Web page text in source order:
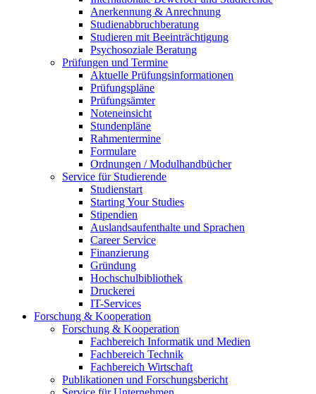
Anerkennung & Anrechnung
Studienabbruchberatung
Studieren mit Beeinträchtigung
Psychosoziale Beratung
Prüfungen und Termine
Aktuelle Prüfungsinformationen
Prüfungspläne
Prüfungsämter
Noteneinsicht
Stundenpläne
Rahmentermine
Formulare
Ordnungen / Modulhandbücher
Service für Studierende
Studienstart
Starting Your Studies
Stipendien
Auslandsaufenthalte und Sprachen
Career Service
Finanzierung
Gründung
Hochschulbibliothek
Druckerei
IT-Services
Forschung & Kooperation
Forschung & Kooperation
Fachbereich Informatik und Medien
Fachbereich Technik
Fachbereich Wirtschaft
Publikationen und Forschungsbericht